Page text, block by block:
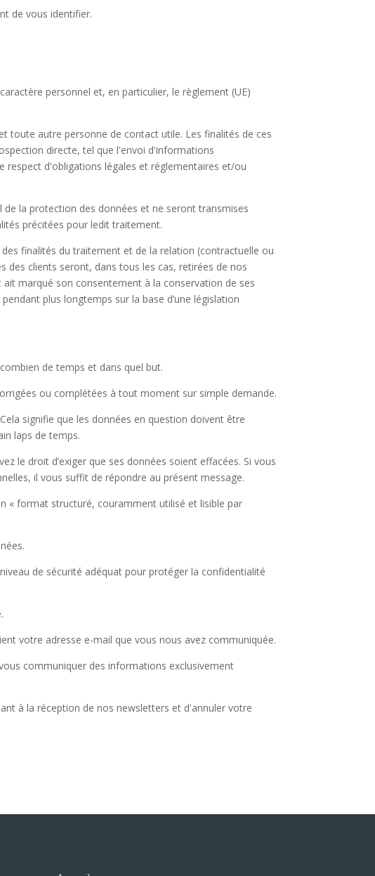
de vous identifier.
personnel et, en particulier, le règlement (UE)
toute autre personne de contact utile. Les finalités de ces
directe, tel que l'envoi d'informations
respect d'obligations légales et réglementaires et/ou
la protection des données et ne seront transmises
précitées pour ledit traitement.
finalités du traitement et de la relation (contractuelle ou
des clients seront, dans tous les cas, retirées de nos
marqué son consentement à la conservation de ses
plus longtemps sur la base d’une législation
de temps et dans quel but.
ou complétées à tout moment sur simple demande.
signifie que les données en question doivent être
laps de temps.
le droit d’exiger que ses données soient effacées. Si vous
il vous suffit de répondre au présent message.
« format structuré, couramment utilisé et lisible par
de sécurité adéquat pour protéger la confidentialité
votre adresse e-mail que vous nous avez communiquée.
communiquer des informations exclusivement
à la réception de nos newsletters et d'annuler votre